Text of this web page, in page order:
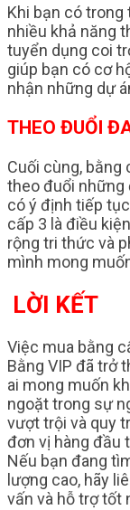
Khi bạn có trong
nhiều khả năng
tuyển dụng coi
giúp bạn có cơ
nhận những dự
THEO ĐUỔI
Cuối cùng,
theo đuổi những
có ý định tiếp
cấp 3 là điều
rộng tri thức và
mình mong
LỜI KẾT
Việc mua bằng
Bằng VIP đã trở
ai mong muốn
ngoặt trong sự
vượt trội và quy
đơn vị hàng đầu
Nếu bạn đang
lượng cao, hãy
vấn và hỗ trợ tốt